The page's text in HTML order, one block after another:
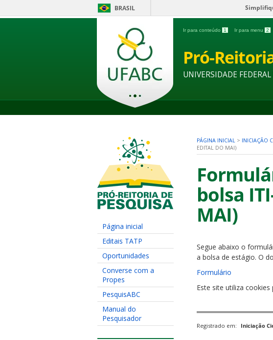
BRASIL
Ir para conteúdo 1 Ir para menu 2
Pró-
UNIVERSIDADE
Página inicial
Editais TATP
Oportunidades
Converse com a
Propes
PesquisABC
Manual do
Pesquisador
PÁGINA INICIAL > INICIAÇÃO
EDITAL DO MAI)
bolsa
MAI)
Segue abaixo o
a bolsa de estágio. O
Formulário
Este site utiliza
Registrado em: Iniciação